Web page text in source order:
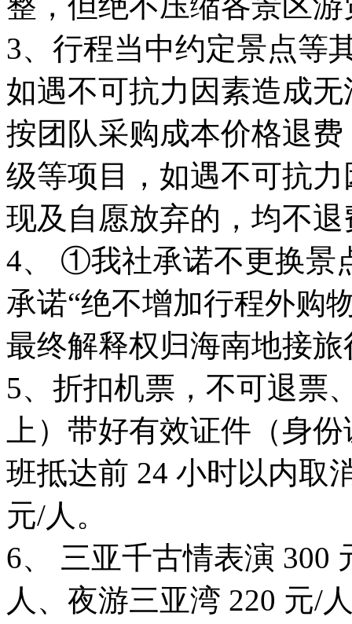
3、行程当中约定景点等
如遇不可抗力因素造成
按团队采购成本价格退
级等项目，如遇不可抗
现及自愿放弃的，均不
4、 ①我社承诺不更换景
承诺“绝不增加行程外购
最终解释权归海南地接
5、折扣机票，不可退票
上）带好有效证件（身
班抵达前 24 小时以内取
元/人。
6、 三亚千古情表演 300
人、夜游三亚湾 220 元/